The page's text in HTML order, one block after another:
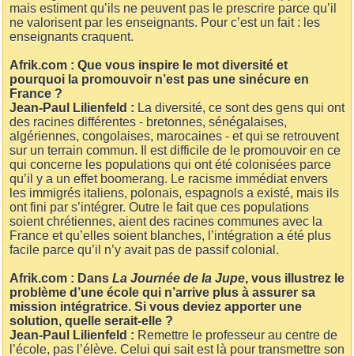
mais estiment qu’ils ne peuvent pas le prescrire parce qu’il
ne valorisent par les enseignants. Pour c’est un fait : les
enseignants craquent.
Afrik.com : Que vous inspire le mot diversité et
pourquoi la promouvoir n’est pas une sinécure en
France ?
Jean-Paul Lilienfeld : La diversité, ce sont des gens qui ont
des racines différentes - bretonnes, sénégalaises,
algériennes, congolaises, marocaines - et qui se retrouvent
sur un terrain commun. Il est difficile de le promouvoir en ce
qui concerne les populations qui ont été colonisées parce
qu’il y a un effet boomerang. Le racisme immédiat envers
les immigrés italiens, polonais, espagnols a existé, mais ils
ont fini par s’intégrer. Outre le fait que ces populations
soient chrétiennes, aient des racines communes avec la
France et qu’elles soient blanches, l’intégration a été plus
facile parce qu’il n’y avait pas de passif colonial.
Afrik.com : Dans La Journée de la Jupe, vous illustrez le
problème d’une école qui n’arrive plus à assurer sa
mission intégratrice. Si vous deviez apporter une
solution, quelle serait-elle ?
Jean-Paul Lilienfeld : Remettre le professeur au centre de
l’école, pas l’élève. Celui qui sait est là pour transmettre son